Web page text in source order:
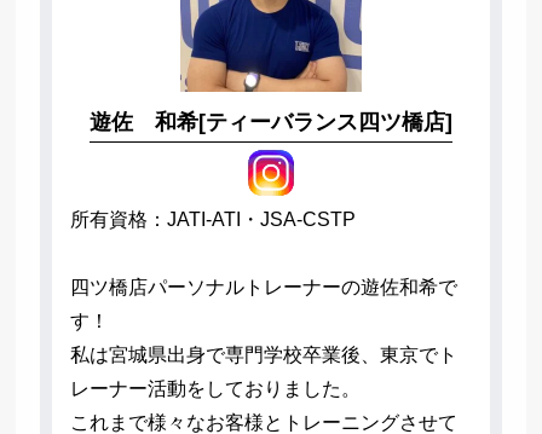
遊佐 和希[ティーバランス四ツ橋店]
所有資格：JATI-ATI・JSA-CSTP
四ツ橋店パーソナルトレーナーの遊佐和希で
す！
私は宮城県出身で専門学校卒業後、東京でト
レーナー活動をしておりました。
これまで様々なお客様とトレーニングさせて